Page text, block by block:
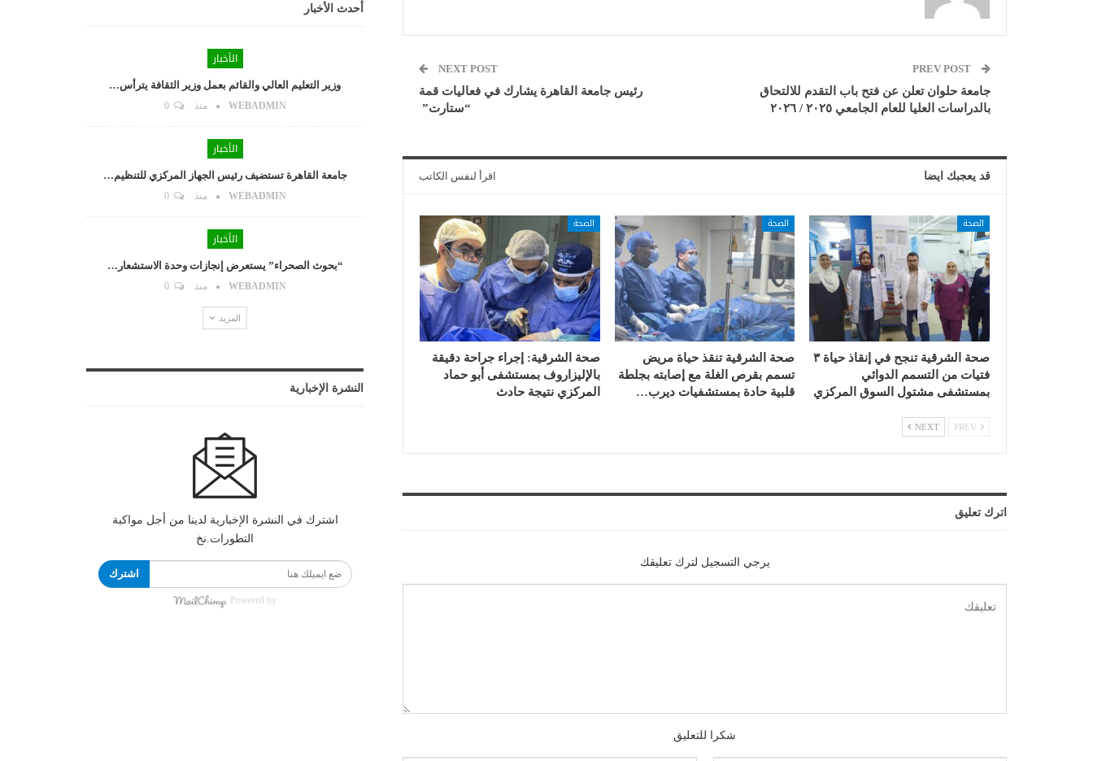
جامعة حلوان تعلن عن فتح باب التقدم للالتحاق
بالدراسات العليا للعام الجامعي ٢٠٢٥ / ٢٠٢٦
NEXT POST
رئيس جامعة القاهرة يشارك في فعاليات قمة
“ستارت”
قد يعجبك ايضا اقرأ لنفس الكاتب
الصحة
صحة الشرقية تنجح في إنقاذ حياة ٣
فتيات من التسمم الدوائي
بمستشفى مشتول السوق المركزي
الصحة
صحة الشرقية تنقذ حياة مريض
تسمم بقرص الغلة مع إصابته بجلطة
قلبية حادة بمستشفيات ديرب…
الصحة
صحة الشرقية: إجراء جراحة دقيقة
بالإليزاروف بمستشفى أبو حماد
المركزي نتيجة حادث
NEXT
اترك تعليق
يرجي التسجيل لترك تعليقك
شكرا للتعليق
أحدث الأخبار
الأخبار
وزير التعليم العالي والقائم بعمل وزير الثقافة يترأس…
WEBADMIN منذ 0
الأخبار
جامعة القاهرة تستضيف رئيس الجهاز المركزي للتنظيم…
WEBADMIN منذ 0
الأخبار
“بحوث الصحراء” يستعرض إنجازات وحدة الاستشعار…
WEBADMIN منذ 0
المزيد
النشرة الإخبارية
اشترك في النشرة الإخبارية لدينا من أجل مواكبة
التطورات.نخ
اشترك
Powered by